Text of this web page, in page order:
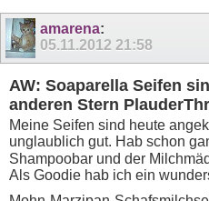
amarena:
05.11.2012 21:58
AW: Soaparella Seifen
anderen Stern
Meine Seifen sind heute
unglaublich gut. Hab schon
Shampoobar und der
Als Goodie hab ich ein